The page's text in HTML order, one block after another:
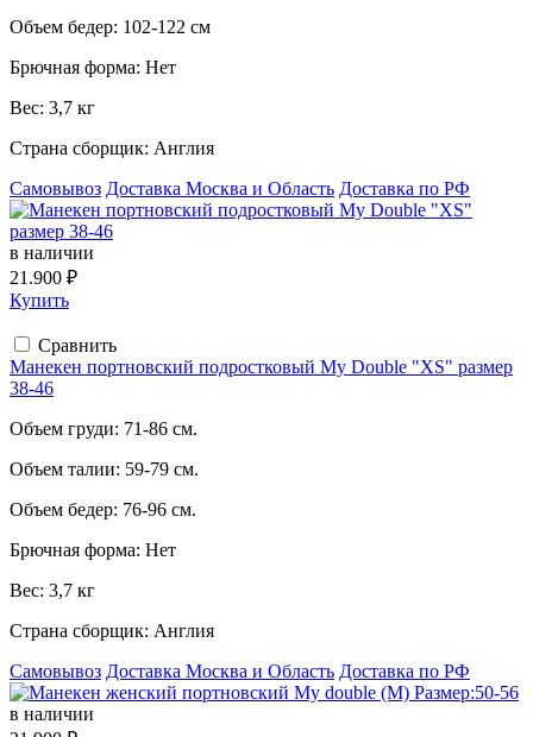
Объем бедер: 102-122 см
Брючная форма: Нет
Вес: 3,7 кг
Страна сборщик: Англия
Самовывоз Доставка Москва и Область Доставка по РФ
в наличии
21.900 ₽
Купить
Сравнить
Манекен портновский подростковый My Double "XS" размер
38-46
Объем груди: 71-86 см.
Объем талии: 59-79 см.
Объем бедер: 76-96 см.
Брючная форма: Нет
Вес: 3,7 кг
Страна сборщик: Англия
Самовывоз Доставка Москва и Область Доставка по РФ
в наличии